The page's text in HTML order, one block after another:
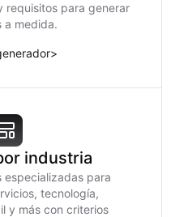
requisitos para generar
a medida.
>
industria
especializadas para
tecnología,
y más con criterios